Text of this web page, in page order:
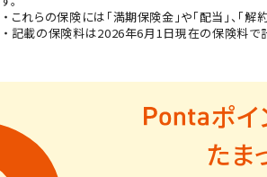
これらの保険には「満期保険金」や「配当」、「解
記載の保険料は2026年6月1日現在の保険料で
ポ
たま